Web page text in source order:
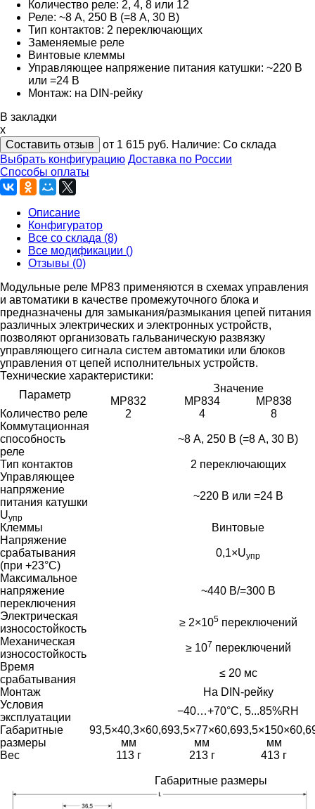
Количество реле: 2, 4, 8 или 12
Реле: ~8 А, 250 В (=8 А, 30 В)
Тип контактов: 2 переключающих
Заменяемые реле
Винтовые клеммы
Управляющее напряжение питания катушки: ~220 В
или =24 В
Монтаж: на DIN-рейку
В закладки
x
Составить отзыв
от 1 615 руб. Наличие: Со склада
Выбрать конфигурацию Доставка по России
Способы оплаты
Описание
Конфигуратор
Все со склада (8)
Все модификации ()
Отзывы (0)
Модульные реле МР83 применяются в схемах управления
и автоматики в качестве промежуточного блока и
предназначены для замыкания/размыкания цепей питания
различных электрических и электронных устройств,
позволяют организовать гальваническую развязку
управляющего сигнала систем автоматики или блоков
управления от цепей исполнительных устройств.
Технические характеристики:
Параметр
Значение
МР832
МР834
МР838
Количество реле
2 4
8
Коммутационная
способность
реле
~8 А, 250 В (=8 А, 30 В)
Тип контактов
2 переключающих
Управляющее
напряжение
питания катушки
Uупр
~220 В или =24 В
Клеммы
Винтовые
Напряжение
срабатывания
(при +23°С)
0,1×Uупр
Максимальное
напряжение
переключения
~440 В/=300 В
Электрическая
износостойкость
≥ 2×105переключений
Механическая
износостойкость
≥ 107 переключений
Время
срабатывания
≤ 20 мс
Монтаж
На DIN-рейку
Условия
эксплуатации
−40…+70°С, 5...85%RH
Габаритные
размеры
93,5×40,3×60,6
мм
93,5×77×60,6
мм
93,5×150×60,6
мм
Вес 113 г 213 г 413 г
Габаритные размеры